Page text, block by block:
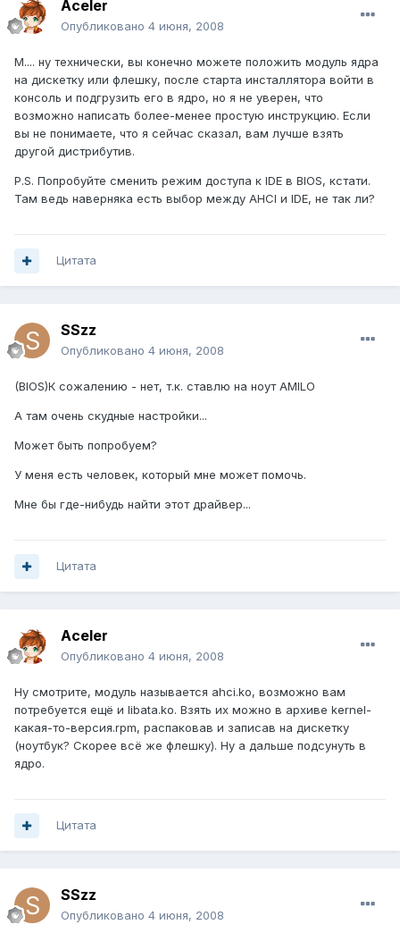
Aceler
Опубликовано 4 июня, 2008
М.... ну технически, вы конечно можете положить модуль ядра
на дискетку или флешку, после старта инсталлятора войти в
консоль и подгрузить его в ядро, но я не уверен, что
возможно написать более-менее простую инструкцию. Если
вы не понимаете, что я сейчас сказал, вам лучше взять
другой дистрибутив.
P.S. Попробуйте сменить режим доступа к IDE в BIOS, кстати.
Там ведь наверняка есть выбор между AHCI и IDE, не так ли?
Цитата
SSzz
Опубликовано 4 июня, 2008
(BIOS)К сожалению - нет, т.к. ставлю на ноут AMILO
А там очень скудные настройки...
Может быть попробуем?
У меня есть человек, который мне может помочь.
Мне бы где-нибудь найти этот драйвер...
Цитата
Aceler
Опубликовано 4 июня, 2008
Ну смотрите, модуль называется ahci.ko, возможно вам
потребуется ещё и libata.ko. Взять их можно в архиве kernel-
какая-то-версия.rpm, распаковав и записав на дискетку
(ноутбук? Скорее всё же флешку). Ну а дальше подсунуть в
ядро.
Цитата
SSzz
Опубликовано 4 июня, 2008